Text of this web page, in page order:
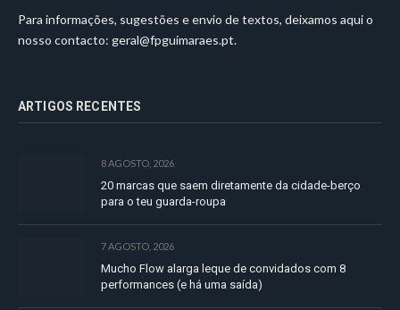
Para informações, sugestões e envio de textos, deixamos aqui o
nosso contacto: geral@fpguimaraes.pt.
ARTIGOS RECENTES
8 AGOSTO, 2026
20 marcas que saem diretamente da cidade-berço
para o teu guarda-roupa
7 AGOSTO, 2026
Mucho Flow alarga leque de convidados com 8
performances (e há uma saída)